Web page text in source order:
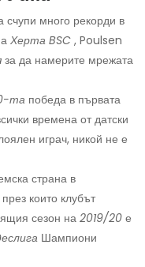
счупи много рекорди в
Херта BSC , Poulsen
за да намерите мрежата
та победа в първата
времена от датски
играч, никой не е
страна в
които клубът
сезон на 2019/20 е
Шампиони